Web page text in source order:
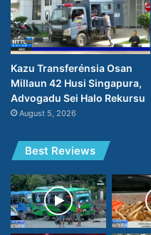
Kazu Transferénsia Osan
Millaun 42 Husi Singapura,
Advogadu Sei Halo Rekursu
August 5, 2026
Best Reviews